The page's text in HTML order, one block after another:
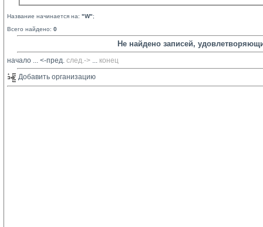
Название начинается на: "W";
Всего найдено: 0
Не найдено записей,
начало ... <-пред. след.-> ... конец
Добавить организацию